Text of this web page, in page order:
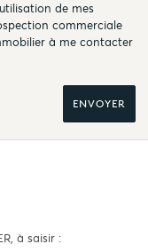
de mes
commerciale
à me contacter
à saisir :